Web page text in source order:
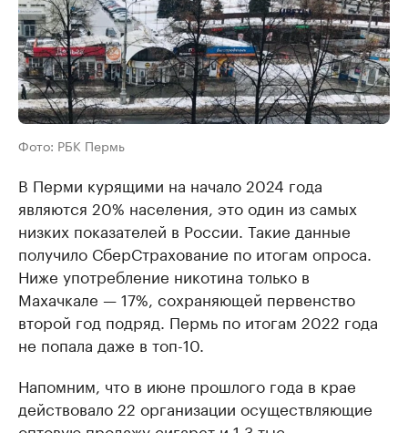
Фото: РБК Пермь
В Перми курящими на начало 2024 года
являются 20% населения, это один из самых
низких показателей в России. Такие данные
получило СберСтрахование по итогам опроса.
Ниже употребление никотина только в
Махачкале — 17%, сохраняющей первенство
второй год подряд. Пермь по итогам 2022 года
не попала даже в топ-10.
Напомним, что в июне прошлого года в крае
действовало 22 организации осуществляющие